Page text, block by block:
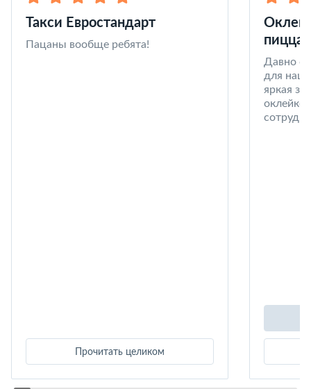
Такси Евростандарт
Пацаны вообще ребята!
Прочитать целиком
пицца
Давно
для
яркая
оклейке